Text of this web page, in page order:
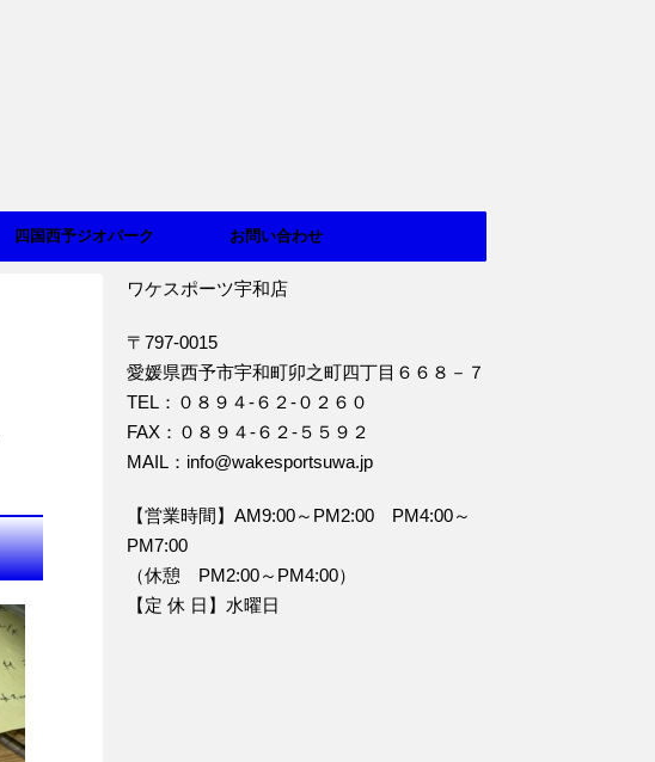
四国西予ジオパーク お問い合わせ
ワケスポーツ宇和店
〒797-0015
愛媛県西予市宇和町卯之町四丁目６６８－７
TEL：０８９４‐６２‐０２６０
FAX：０８９４‐６２‐５５９２
MAIL：info@wakesportsuwa.jp
【営業時間】AM9:00～PM2:00 PM4:00～
PM7:00
（休憩 PM2:00～PM4:00）
【定 休 日】水曜日